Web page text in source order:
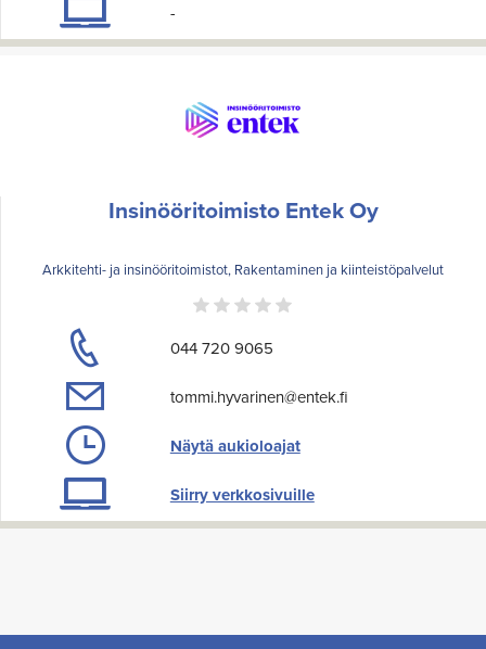
-
Insinööritoimisto Entek Oy
Arkkitehti- ja insinööritoimistot, Rakentaminen ja kiinteistöpalvelut
044 720 9065
tommi.hyvarinen@entek.fi
Näytä aukioloajat
Siirry verkkosivuille